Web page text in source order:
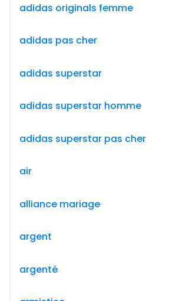
adidas originals femme
adidas pas cher
adidas superstar
adidas superstar homme
adidas superstar pas cher
air
alliance mariage
argent
argenté